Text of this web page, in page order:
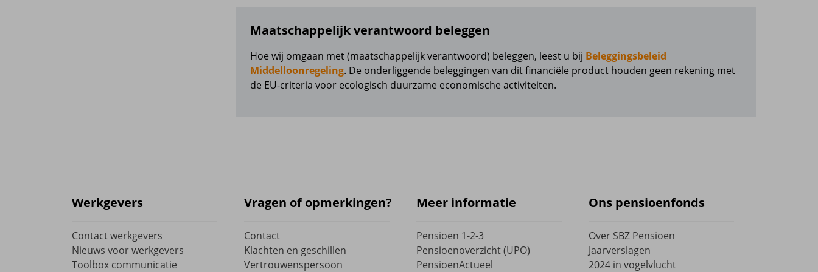
Downloads en Pensioen 1-2-3 laag 3
Maatschappelijk verantwoord beleggen
Hoe wij omgaan met (maatschappelijk verantwoord) beleggen, leest u bij Beleggingsbeleid
Middelloonregeling. De onderliggende beleggingen van dit financiële product houden geen rekening met
de EU-criteria voor ecologisch duurzame economische activiteiten.
Werkgevers
Contact werkgevers
Nieuws voor werkgevers
Toolbox communicatie
Vragen of opmerkingen?
Contact
Klachten en geschillen
Vertrouwenspersoon
Meer informatie
Pensioen 1-2-3
Pensioenoverzicht (UPO)
PensioenActueel
Ons pensioenfonds
Over SBZ Pensioen
Jaarverslagen
2024 in vogelvlucht